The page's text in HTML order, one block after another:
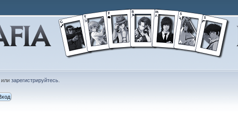
илизарегистрируйтесь